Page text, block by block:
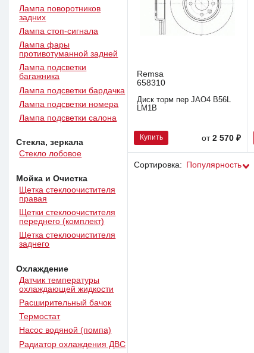
Лампа поворотников
задних
Лампа стоп-сигнала
Лампа фары
противотуманной задней
Лампа подсветки
багажника
Лампа подсветки бардачка
Лампа подсветки номера
Лампа подсветки салона
Стекла, зеркала
Стекло лобовое
Мойка и Очистка
Щетка стеклоочистителя
правая
Щетки стеклоочистителя
переднего (комплект)
Щетка стеклоочистителя
заднего
Охлаждение
Датчик температуры
охлаждающей жидкости
Расширительный бачок
Термостат
Насос водяной (помпа)
Радиатор охлаждения ДВС
Remsa
658310
Диск торм пер JAO4 B56L
LM1B
Купить от2 570 ₽
Сортировка: Популярность